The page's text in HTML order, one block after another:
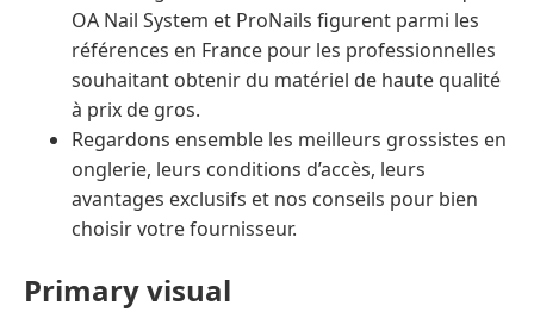
OA Nail System et ProNails figurent parmi les
références en France pour les professionnelles
souhaitant obtenir du matériel de haute qualité
à prix de gros.
Regardons ensemble les meilleurs grossistes en
onglerie, leurs conditions d’accès, leurs
avantages exclusifs et nos conseils pour bien
choisir votre fournisseur.
Primary visual